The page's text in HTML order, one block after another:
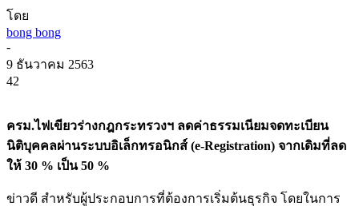
โดย
bong bong
-
9 ธันวาคม 2563
42
ครม.ไฟเขียวร่างกฎกระทรวงฯ ลดค่าธรรมเนียมจดทะเบียน
นิติบุคคลผ่านระบบอิเล็กทรอนิกส์ (e-Registration) จากเดิมที่ลด
ให้ 30 % เป็น 50 %
ข่าวดี สำหรับผู้ประกอบการที่ต้องการเริ่มต้นธุรกิจ โดยในการ